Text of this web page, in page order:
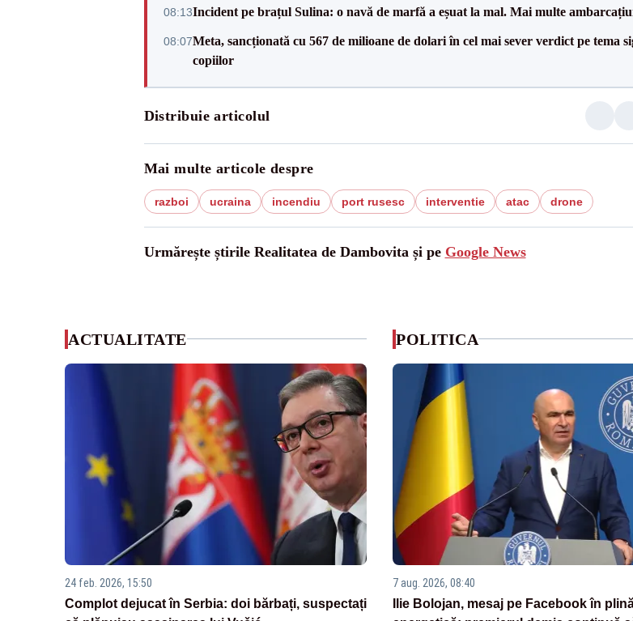
08:13Incident pe brațul Sulina: o navă de marfă a eșuat la mal. Mai multe
08:07Meta, sancționată cu 567 de milioane de dolari în cel mai sever verdict pe tema
copiilor
Distribuie articolul
Mai multe articole despre
razboi ucraina incendiu port rusesc interventie atac drone
Urmărește știrile Realitatea de Dambovita și pe Google News
ACTUALITATE
24 feb. 2026, 15:50
Complot dejucat în Serbia: doi bărbați, suspectați
POLITICA
7 aug. 2026, 08:40
Ilie Bolojan, mesaj pe Facebook în